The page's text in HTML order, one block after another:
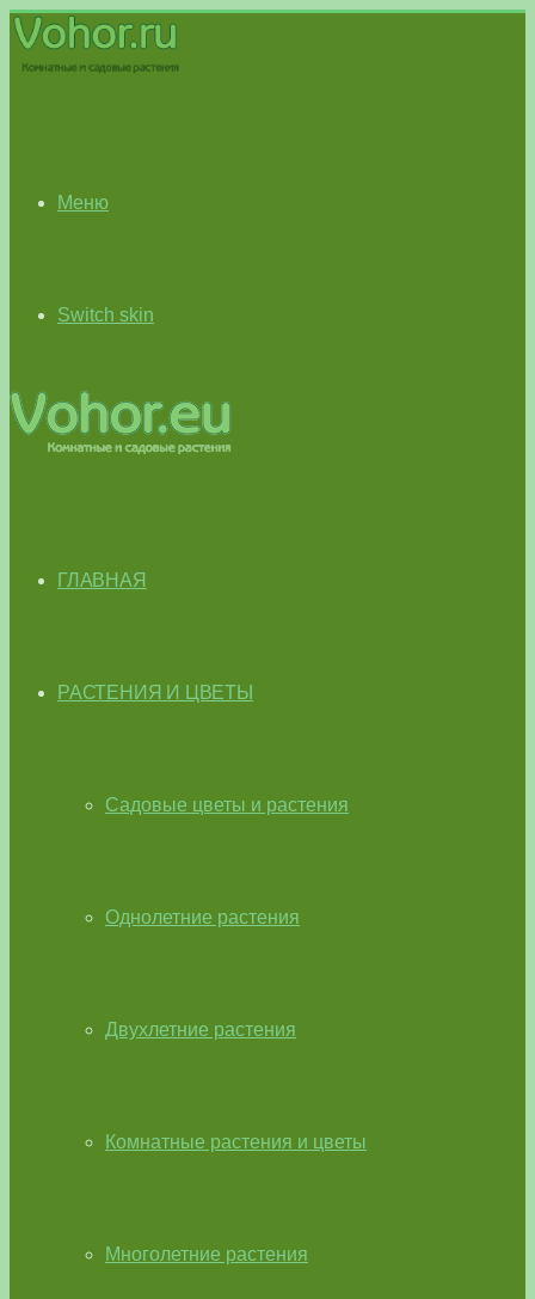
Меню
Switch skin
ГЛАВНАЯ
РАСТЕНИЯ И ЦВЕТЫ
Садовые цветы и растения
Однолетние растения
Двухлетние растения
Комнатные растения и цветы
Многолетние растения